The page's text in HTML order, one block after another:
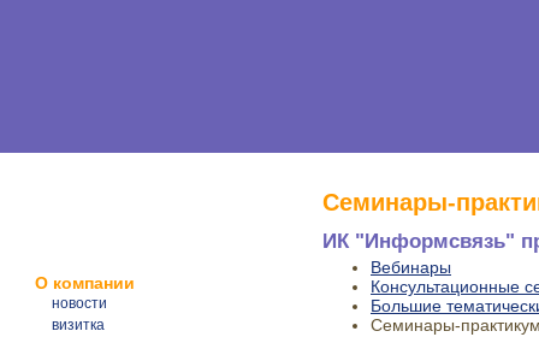
О компании
новости
визитка
Семинары-
ИК "Информсвязь"
Вебинары
Консультационные
Большие
Семинары-